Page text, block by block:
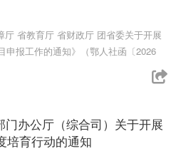
厅 省教育厅 省财政厅 团省委关于开展
申报工作的通知》（鄂人社函〔2026
办公厅（综合司）关于开展
培育行动的通知